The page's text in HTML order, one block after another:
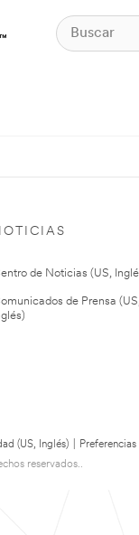
de Noticias (US,
de Prensa
(US, Inglés)
reservados..